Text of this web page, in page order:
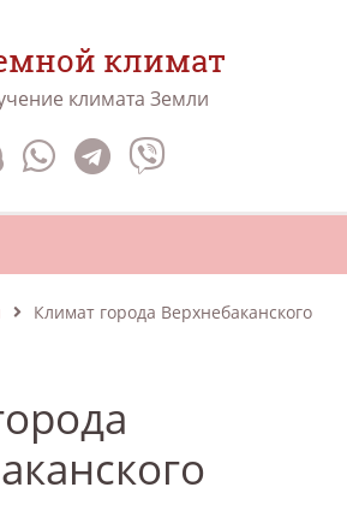
климат
климата Земли
Климат города Верхнебаканского